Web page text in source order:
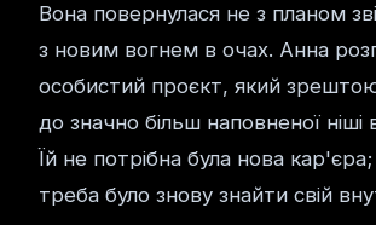
Вона повернулася не з планом
з новим вогнем в очах. Анна
особистий проєкт, який зрештою
до значно більш наповненої ніші
Їй не потрібна була нова
треба було знову знайти свій